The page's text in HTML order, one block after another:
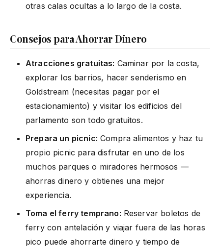
otras calas ocultas a lo largo de la costa.
Consejos para Ahorrar Dinero
Atracciones gratuitas: Caminar por la costa,
explorar los barrios, hacer senderismo en
Goldstream (necesitas pagar por el
estacionamiento) y visitar los edificios del
parlamento son todo gratuitos.
Prepara un picnic: Compra alimentos y haz tu
propio picnic para disfrutar en uno de los
muchos parques o miradores hermosos —
ahorras dinero y obtienes una mejor
experiencia.
Toma el ferry temprano: Reservar boletos de
ferry con antelación y viajar fuera de las horas
pico puede ahorrarte dinero y tiempo de